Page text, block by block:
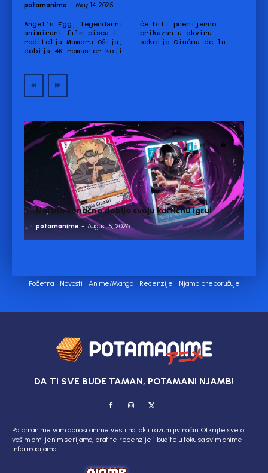
potamanime - May 14, 2025
Angel’s Egg, legendarni
animirani film pisca i
reditelja Mamoru Ošija,
dobija 4K remaster koji
će biti premijerno
prikazan u okviru
sekcije Cinéma de la...
Naruto konačno dobija svoju kartičnu igru!
potamanime - August 5, 2026
Početna Novosti Anime/Manga Recenzije Njamb preporučuje
DA TI SVE BUDE TAMAN, POTAMANI NJAMB!
Potamanime vam donosi anime vesti na lak i razumljiv način. Otkrijte sve o
vašim omiljenim serijama, pratite recenzije i budite u toku sa svim anime
informacijama.